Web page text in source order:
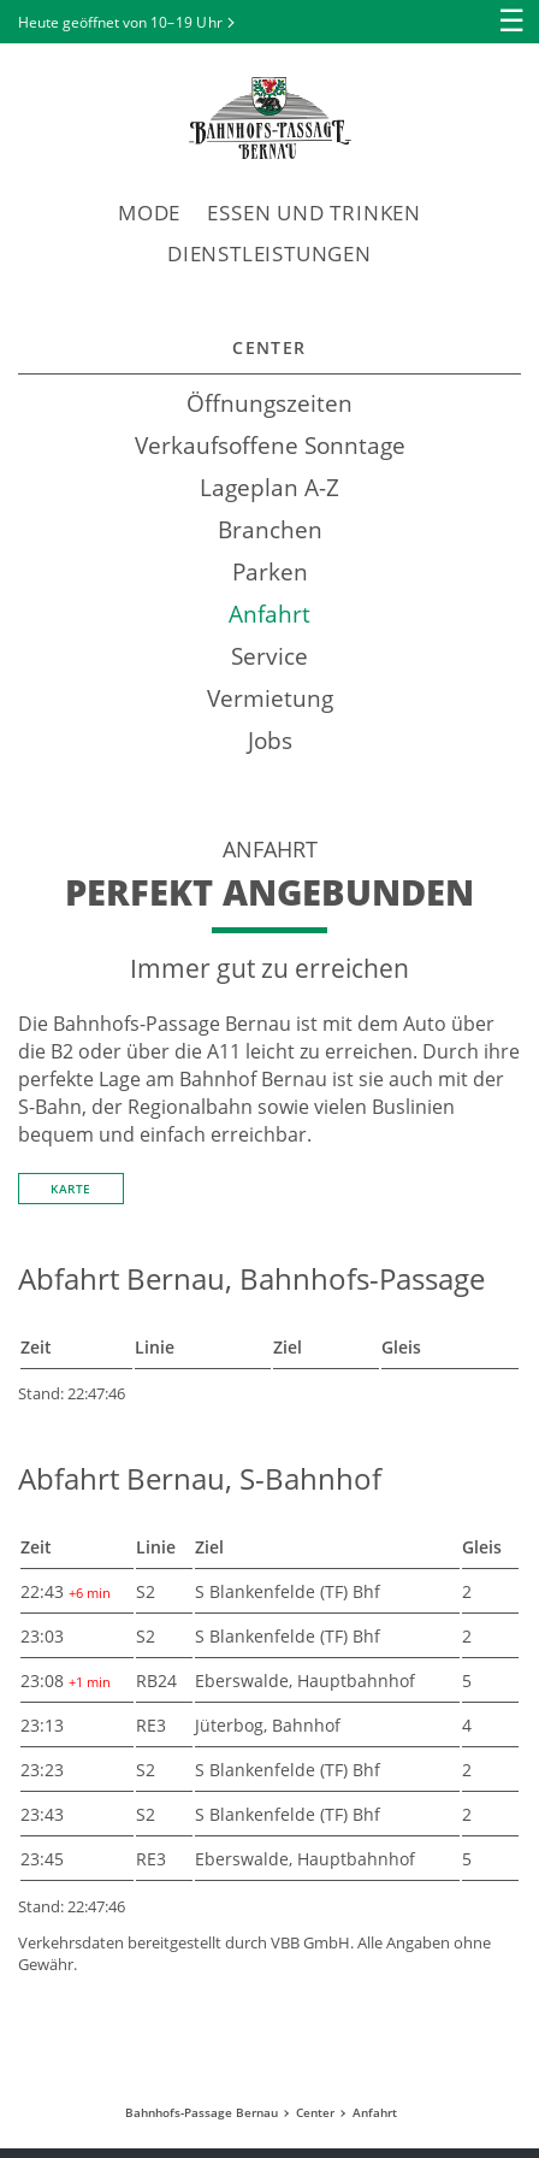
Heute geöffnet von 10–19 Uhr ☰
MODE
ESSEN UND TRINKEN
DIENSTLEISTUNGEN
CENTER
Öffnungszeiten
Verkaufsoffene Sonntage
Lageplan A-Z
Branchen
Parken
Anfahrt
Service
Vermietung
Jobs
ANFAHRT
PERFEKT ANGEBUNDEN
Immer gut zu erreichen
Die Bahnhofs-Passage Bernau ist mit dem Auto über
die B2 oder über die A11 leicht zu erreichen. Durch ihre
perfekte Lage am Bahnhof Bernau ist sie auch mit der
S-Bahn, der Regionalbahn sowie vielen Buslinien
bequem und einfach erreichbar.
KARTE
Abfahrt Bernau, Bahnhofs-Passage
Zeit Linie Ziel Gleis
Stand: 22:47:46
Abfahrt Bernau, S-Bahnhof
Zeit Linie Ziel
Gleis
22:43 +6 min S2 S Blankenfelde (TF) Bhf
2
23:03
S2 S Blankenfelde (TF) Bhf
2
23:08 +1 min RB24 Eberswalde, Hauptbahnhof
5
23:13
RE3 Jüterbog, Bahnhof
4
23:23
S2 S Blankenfelde (TF) Bhf
2
23:43
S2 S Blankenfelde (TF) Bhf
2
23:45
RE3 Eberswalde, Hauptbahnhof 5
Stand: 22:47:46
Verkehrsdaten bereitgestellt durch VBB GmbH. Alle Angaben ohne
Gewähr.
Bahnhofs-Passage Bernau Center Anfahrt